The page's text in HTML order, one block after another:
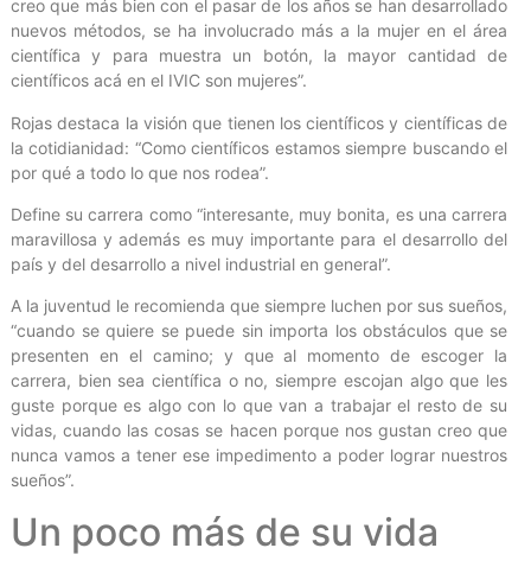
creo que más bien con el pasar de los años se han desarrollado
nuevos métodos, se ha involucrado más a la mujer en el área
científica y para muestra un botón, la mayor cantidad de
científicos acá en el IVIC son mujeres”.
Rojas destaca la visión que tienen los científicos y científicas de
la cotidianidad: “Como científicos estamos siempre buscando el
por qué a todo lo que nos rodea”.
Define su carrera como “interesante, muy bonita, es una carrera
maravillosa y además es muy importante para el desarrollo del
país y del desarrollo a nivel industrial en general”.
A la juventud le recomienda que siempre luchen por sus sueños,
“cuando se quiere se puede sin importa los obstáculos que se
presenten en el camino; y que al momento de escoger la
carrera, bien sea científica o no, siempre escojan algo que les
guste porque es algo con lo que van a trabajar el resto de su
vidas, cuando las cosas se hacen porque nos gustan creo que
nunca vamos a tener ese impedimento a poder lograr nuestros
sueños”.
Un poco más de su vida